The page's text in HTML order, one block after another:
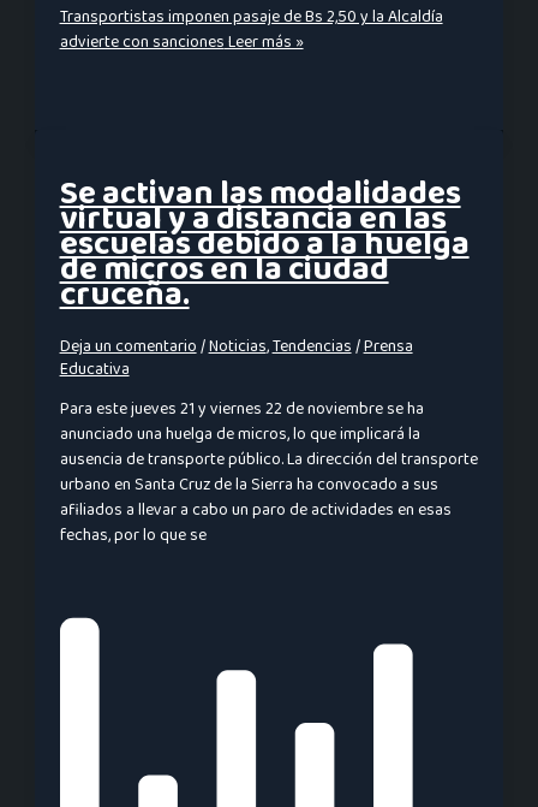
Transportistas imponen pasaje de Bs 2,50 y la Alcaldía
advierte con sancionesLeer más »
Se activan las modalidades
virtual y a distancia en las
escuelas debido a la huelga
de micros en la ciudad
cruceña.
Deja un comentario/Noticias,Tendencias/Prensa
Educativa
Para este jueves 21 y viernes 22 de noviembre se ha
anunciado una huelga de micros, lo que implicará la
ausencia de transporte público. La dirección del transporte
urbano en Santa Cruz de la Sierra ha convocado a sus
afiliados a llevar a cabo un paro de actividades en esas
fechas, por lo que se